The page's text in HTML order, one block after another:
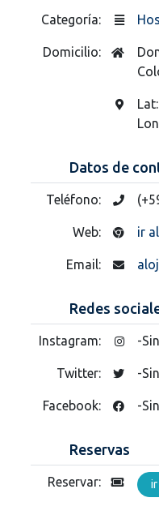
Categoría:
Domicilio:
Datos de
Teléfono:
Web: ir
Email:
Redes
Instagram: -
Twitter: -
Facebook: -
Reservas
Reservar: ir